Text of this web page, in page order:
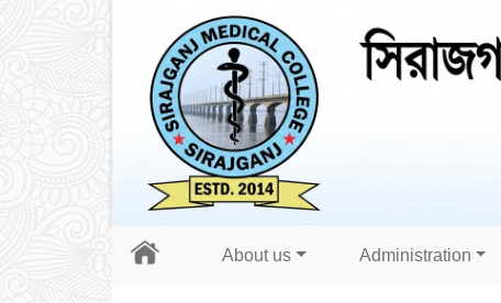
About us Administration